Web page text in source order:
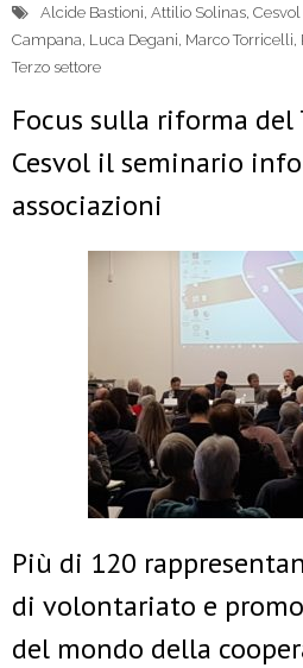
Alcide Bastioni, Attilio Solinas, Cesvol
Campana, Luca Degani, Marco Torricelli,
Terzo settore
Focus sulla riforma del
Cesvol il seminario
associazioni
Più di 120
di volontariato e
del mondo della